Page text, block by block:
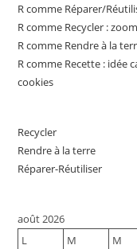
R comme Réparer/
R comme Recycler :
R comme Rendre à la
R comme Recette : idée
cookies
Recycler
Rendre à la terre
Réparer-Réutiliser
août 2026
L
M M